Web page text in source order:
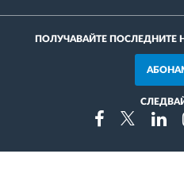
ПОЛУЧАВАЙТЕ
FacebookTwitter